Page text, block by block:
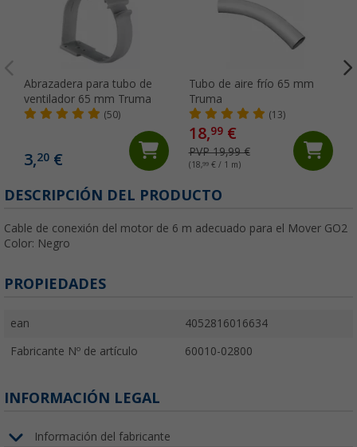
Abrazadera para tubo de
ventilador 65 mm Truma
(50)
3,20 €
Tubo de aire frío 65 mm
Truma
(13)
18,99€
PVP 19,99 €
(18,99€ / 1 m)
DESCRIPCIÓN DEL PRODUCTO
Cable de conexión del motor de 6 m adecuado para el Mover GO2
Color: Negro
PROPIEDADES
ean 4052816016634
Fabricante Nº de artículo 60010-02800
INFORMACIÓN LEGAL
Información del fabricante